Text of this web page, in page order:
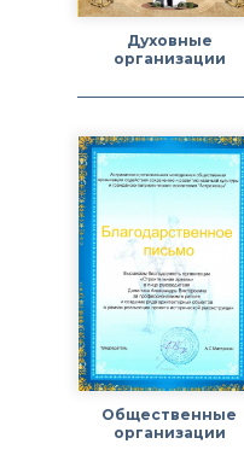
Общественные
организации
Духовные
организации